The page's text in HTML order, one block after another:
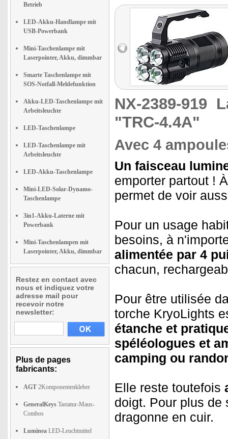
Betrieb
LED-Akku-Handlampe mit
USB-Powerbank
Mini-Taschenlampe mit
Laserpointer, Akku, dimmbar
Smarte Taschenlampe mit
SOS-Notfall-Meldefunktion
Akku-LED-Taschenlampe mit
Arbeitsleuchte
LED-Taschenlampe
LED-Taschenlampe mit
Arbeitsleuchte
LED-Akku-Taschenlampe
Mini-LED-Solar-Dynamo-
Taschenlampe
3in1-Akku-Laterne mit
Powerbank
Mini-Taschenlampen mit
Laserpointer, Akku, dimmbar
Restez en contact avec
nous et indiquez votre
adresse mail pour
recevoir notre
newsletter:
Plus de pages
fabricants:
AGT 2Komponentenkleber
GeneralKeys Tastatur-Maus-
Combos
Luminea LED-Leuchtmittel
NX-2389-919
"TRC-4.4A"
Avec 4
Un faisceau
emporter partout !
permet de voir
Pour un usage
besoins, à
alimentée par 4
chacun,
Pour être utilisée
torche KryoLights
étanche et
spéléologues et
camping ou
Elle reste toutefois
doigt. Pour plus de
dragonne en cuir.